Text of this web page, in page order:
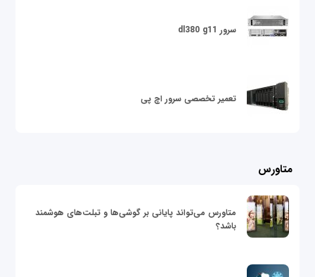
سرور dl380 g11
تعمیر تخصصی سرور اچ پی
متاورس
متاورس می‌تواند پایانی بر گوشی‌ها و تبلت‌های هوشمند
باشد؟